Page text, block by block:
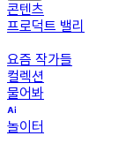
콘텐츠
프로덕트 밸리
요즘 작가들
컬렉션
물어봐
놀이터